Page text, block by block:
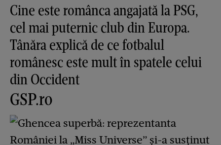
Cine este românca angajată la PSG,
cel mai puternic club din Europa.
Tânăra explică de ce fotbalul
românesc este mult în spatele celui
din Occident
GSP.ro